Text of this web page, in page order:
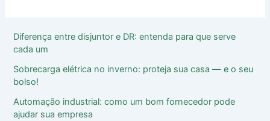
Diferença entre disjuntor e DR: entenda para que serve
cada um
Sobrecarga elétrica no inverno: proteja sua casa ― e o seu
bolso!
Automação industrial: como um bom fornecedor pode
ajudar sua empresa